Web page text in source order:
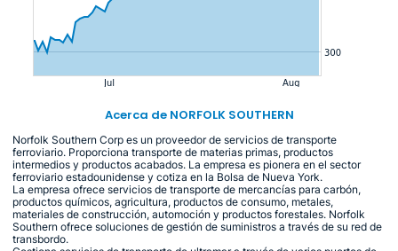
Acerca de NORFOLK SOUTHERN
Norfolk Southern Corp es un proveedor de servicios de transporte
ferroviario. Proporciona transporte de materias primas, productos
intermedios y productos acabados. La empresa es pionera en el sector
ferroviario estadounidense y cotiza en la Bolsa de Nueva York.
La empresa ofrece servicios de transporte de mercancías para carbón,
productos químicos, agricultura, productos de consumo, metales,
materiales de construcción, automoción y productos forestales. Norfolk
Southern ofrece soluciones de gestión de suministros a través de su red de
transbordo.